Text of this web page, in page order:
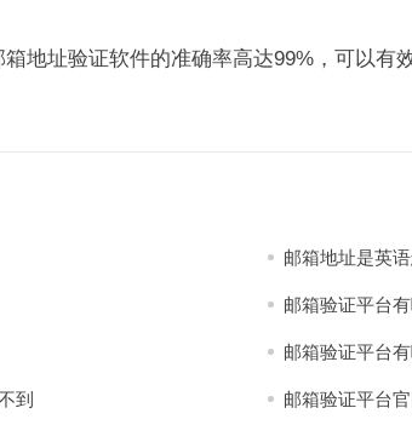
地址验证软件的准确率高达99%，可以有
邮箱地址是英
邮箱验证平台
邮箱验证平台
到 邮箱验证平台